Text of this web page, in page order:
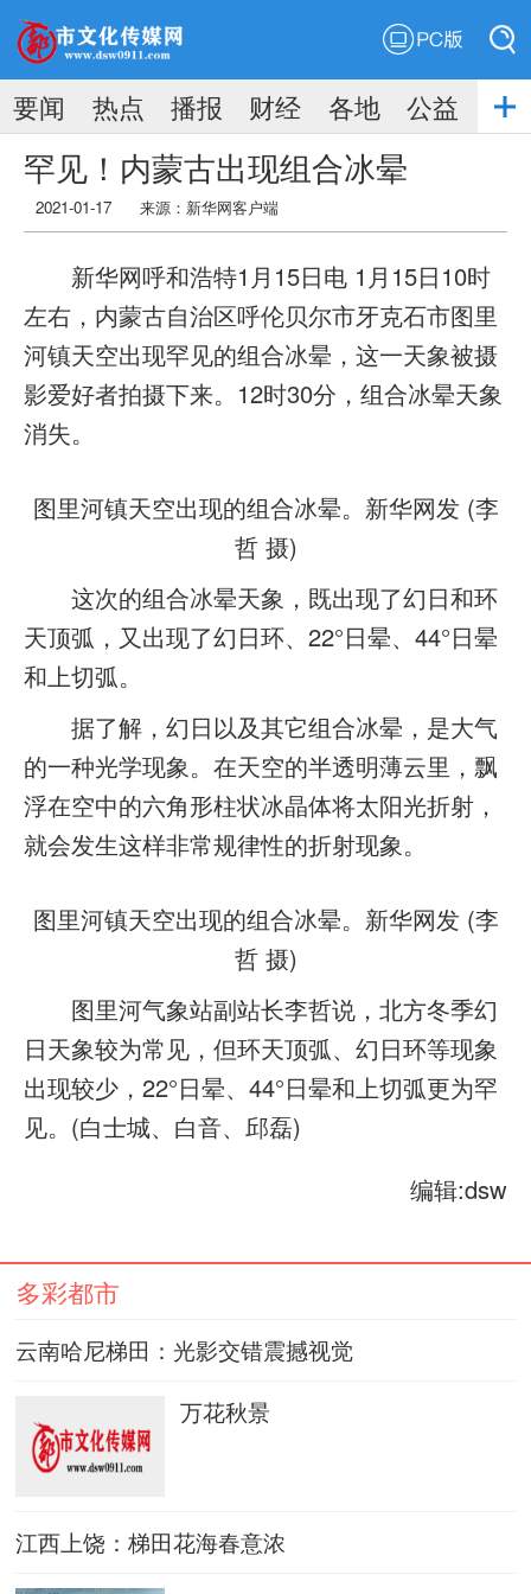
搜索
搜索
要闻 热点 播报 财经 各地 公益
罕见！内蒙古出现组合冰晕
2021-01-17 来源：新华网客户端
新华网呼和浩特1月15日电 1月15日10时
左右，内蒙古自治区呼伦贝尔市牙克石市图里
河镇天空出现罕见的组合冰晕，这一天象被摄
影爱好者拍摄下来。12时30分，组合冰晕天象
消失。
图里河镇天空出现的组合冰晕。新华网发 (李
哲 摄)
这次的组合冰晕天象，既出现了幻日和环
天顶弧，又出现了幻日环、22°日晕、44°日晕
和上切弧。
据了解，幻日以及其它组合冰晕，是大气
的一种光学现象。在天空的半透明薄云里，飘
浮在空中的六角形柱状冰晶体将太阳光折射，
就会发生这样非常规律性的折射现象。
图里河镇天空出现的组合冰晕。新华网发 (李
哲 摄)
图里河气象站副站长李哲说，北方冬季幻
日天象较为常见，但环天顶弧、幻日环等现象
出现较少，22°日晕、44°日晕和上切弧更为罕
见。(白士城、白音、邱磊)
编辑:dsw
多彩都市
云南哈尼梯田：光影交错震撼视觉
万花秋景
江西上饶：梯田花海春意浓